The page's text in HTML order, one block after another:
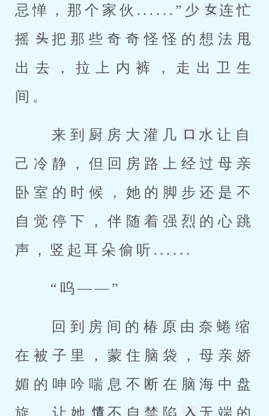
忌惮，那个家伙......”少
连忙
摇
把那些奇奇怪怪的想法甩
出去，拉上内裤，走出卫生
间。
来到厨房大灌几
水让自
己冷静，但回房路上经过母亲
卧室的时候，她的脚步还是不
自觉停下，伴随着强烈的心跳
声，竖起耳朵偷听......
“呜——”
在被子里，蒙住脑袋，母亲娇
媚的呻吟喘息不断在脑海中盘